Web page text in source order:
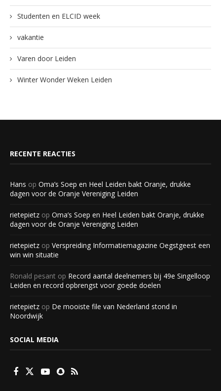
Studenten en ELCID week
vakantie
Varen door Leiden
Winter Wonder Weken Leiden
RECENTE REACTIES
Hans op Oma’s Soep en Heel Leiden bakt Oranje, drukke
dagen voor de Oranje Vereniging Leiden
rietepietz op Oma’s Soep en Heel Leiden bakt Oranje, drukke
dagen voor de Oranje Vereniging Leiden
rietepietz op Verspreiding Informatiemagazine Oegstgeest een
win win situatie
Ronald pesant op Record aantal deelnemers bij 49e Singelloop
Leiden en record opbrengst voor goede doelen
rietepietz op De mooiste file van Nederland stond in
Noordwijk
SOCIAL MEDIA